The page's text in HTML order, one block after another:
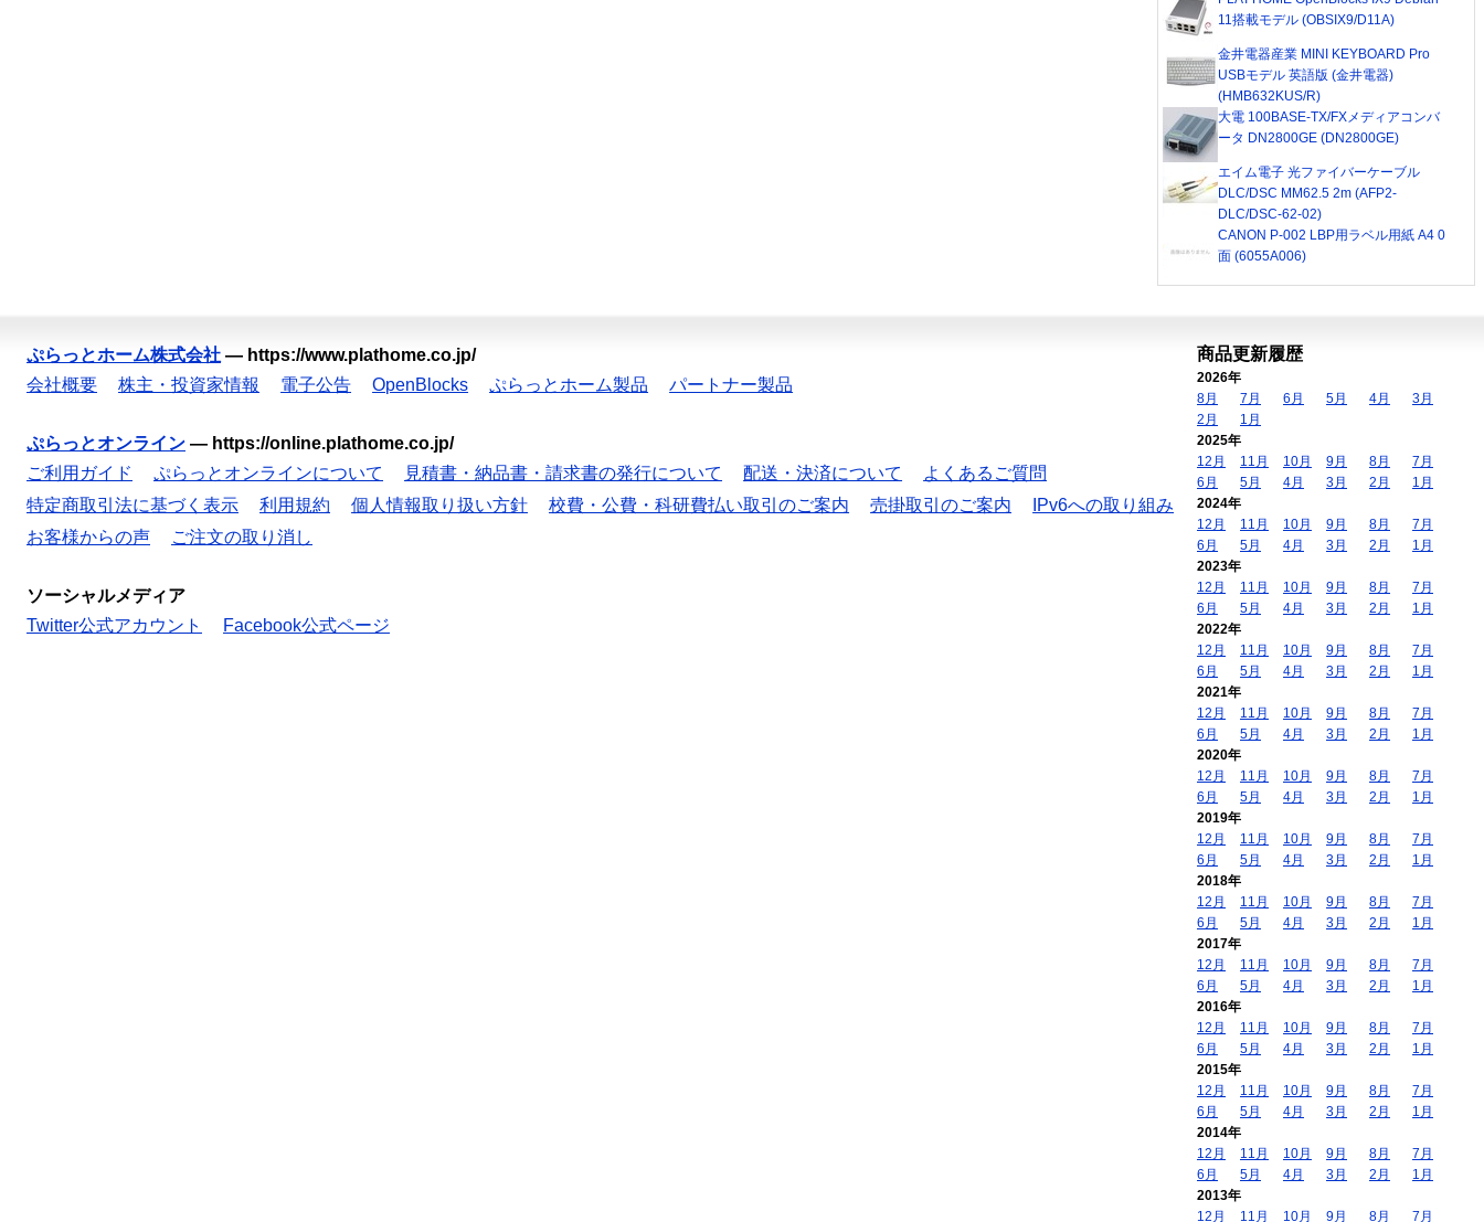
11搭載モデル (OBSIX9/D11A)
金井電器産業 MINI KEYBOARD Pro
USBモデル 英語版 (金井電器)
(HMB632KUS/R)
大電 100BASE-TX/FXメディアコンバ
ータ DN2800GE (DN2800GE)
エイム電子 光ファイバーケーブル
DLC/DSC MM62.5 2m (AFP2-
DLC/DSC-62-02)
CANON P-002 LBP用ラベル用紙 A4 0
面 (6055A006)
ぷらっとホーム株式会社 — https://www.plathome.co.jp/
会社概要
株主・投資家情報 電子公告 OpenBlocks ぷらっとホーム製品 パートナー製品
ぷらっとオンライン — https://online.plathome.co.jp/
ご利用ガイド
ぷらっとオンラインについて 見積書・納品書・請求書の発行について 配送・決済について
よくあるご質問
特定商取引法に基づく表示
利用規約 個人情報取り扱い方針 校費・公費・科研費払い取引のご案内 売掛取引のご案内
IPv6への取り組み
お客様からの声
ご注文の取り消し
ソーシャルメディア
Twitter公式アカウント
Facebook公式ページ
商品更新履歴
2026年
8月
7月 6月 5月 4月
3月
2月
1月
2025年
12月
11月 10月 9月 8月
7月
6月
5月 4月 3月 2月
1月
2024年
12月
11月 10月 9月 8月
7月
6月
5月 4月 3月 2月
1月
2023年
12月
11月 10月 9月 8月
7月
6月
5月 4月 3月 2月
1月
2022年
12月
11月 10月 9月 8月
7月
6月
5月 4月 3月 2月
1月
2021年
12月
11月 10月 9月 8月
7月
6月
5月 4月 3月 2月
1月
2020年
12月
11月 10月 9月 8月
7月
6月
5月 4月 3月 2月
1月
2019年
12月
11月 10月 9月 8月
7月
6月
5月 4月 3月 2月
1月
2018年
12月
11月 10月 9月 8月
7月
6月
5月 4月 3月 2月
1月
2017年
12月
11月 10月 9月 8月
7月
6月
5月 4月 3月 2月
1月
2016年
12月
11月 10月 9月 8月
7月
6月
5月 4月 3月 2月
1月
2015年
12月
11月 10月 9月 8月
7月
6月
5月 4月 3月 2月
1月
2014年
12月
11月 10月 9月 8月
7月
6月
5月 4月 3月 2月
1月
2013年
12月
11月 10月 9月 8月 7月